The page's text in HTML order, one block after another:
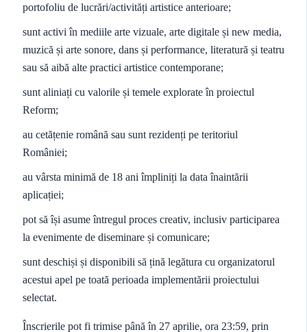
portofoliu de lucrări/activități artistice anterioare;
sunt activi în mediile arte vizuale, arte digitale și new media,
muzică și arte sonore, dans și performance, literatură și teatru
sau să aibă alte practici artistice contemporane;
sunt aliniați cu valorile și temele explorate în proiectul
Reform;
au cetățenie română sau sunt rezidenți pe teritoriul
României;
au vârsta minimă de 18 ani împliniți la data înaintării
aplicației;
pot să își asume întregul proces creativ, inclusiv participarea
la evenimente de diseminare și comunicare;
sunt deschiși și disponibili să țină legătura cu organizatorul
acestui apel pe toată perioada implementării proiectului
selectat.
Înscrierile pot fi trimise până în 27 aprilie, ora 23:59, prin